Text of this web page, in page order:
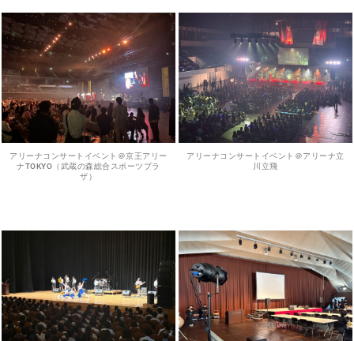
アリーナコンサートイベント＠京王アリー
ナTOKYO（武蔵の森総合スポーツプラ
ザ）
アリーナコンサートイベント＠アリーナ立
川立飛